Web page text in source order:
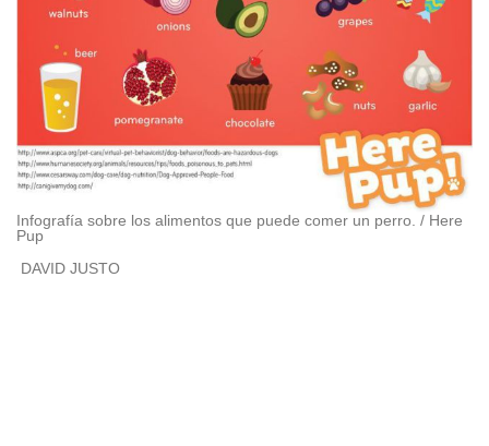
Infografía sobre los alimentos que puede comer un perro. / Here
Pup
DAVID JUSTO